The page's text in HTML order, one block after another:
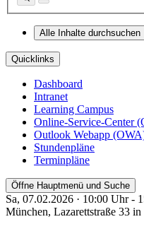
Alle Inhalte durchsuchen
Quicklinks
Dashboard
Intranet
Learning Campus
Online-Service-Center
Outlook Webapp
Stundenpläne
Terminpläne
Öffne Hauptmenü und Suche
Sa, 07.02.2026 · 10:00 Uhr -
München, Lazarettstraße 33